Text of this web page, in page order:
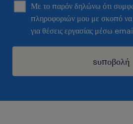
Με το παρόν δηλώνω ότι
πληροφοριών μου με σκοπό να
για θέσεις εργασίας μέσω
sυποβολή